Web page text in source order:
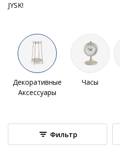
JYSK!
Декоративные
Аксессуары
Часы
Фильтр